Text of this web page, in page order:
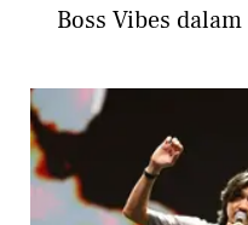
Boss Vibes